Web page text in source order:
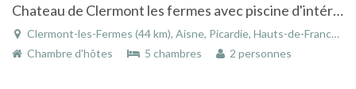
Chateau de Clermont les fermes avec piscine d'intérieur chauffé toute l'année
Clermont-les-Fermes (44 km), Aisne, Picardie, Hauts-de-France, France
Chambre d'hôtes
5 chambres 2 personnes